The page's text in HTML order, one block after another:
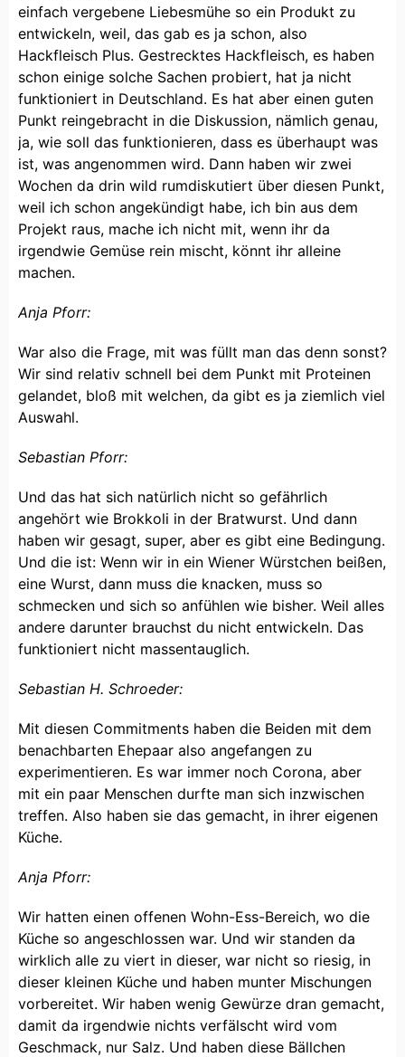
einfach vergebene Liebesmühe so ein Produkt zu
entwickeln, weil, das gab es ja schon, also
Hackfleisch Plus. Gestrecktes Hackfleisch, es haben
schon einige solche Sachen probiert, hat ja nicht
funktioniert in Deutschland. Es hat aber einen guten
Punkt reingebracht in die Diskussion, nämlich genau,
ja, wie soll das funktionieren, dass es überhaupt was
ist, was angenommen wird. Dann haben wir zwei
Wochen da drin wild rumdiskutiert über diesen Punkt,
weil ich schon angekündigt habe, ich bin aus dem
Projekt raus, mache ich nicht mit, wenn ihr da
irgendwie Gemüse rein mischt, könnt ihr alleine
machen.
Anja Pforr:
War also die Frage, mit was füllt man das denn sonst?
Wir sind relativ schnell bei dem Punkt mit Proteinen
gelandet, bloß mit welchen, da gibt es ja ziemlich viel
Auswahl.
Sebastian Pforr:
Und das hat sich natürlich nicht so gefährlich
angehört wie Brokkoli in der Bratwurst. Und dann
haben wir gesagt, super, aber es gibt eine Bedingung.
Und die ist: Wenn wir in ein Wiener Würstchen beißen,
eine Wurst, dann muss die knacken, muss so
schmecken und sich so anfühlen wie bisher. Weil alles
andere darunter brauchst du nicht entwickeln. Das
funktioniert nicht massentauglich.
Sebastian H. Schroeder:
Mit diesen Commitments haben die Beiden mit dem
benachbarten Ehepaar also angefangen zu
experimentieren. Es war immer noch Corona, aber
mit ein paar Menschen durfte man sich inzwischen
treffen. Also haben sie das gemacht, in ihrer eigenen
Küche.
Anja Pforr:
Wir hatten einen offenen Wohn-Ess-Bereich, wo die
Küche so angeschlossen war. Und wir standen da
wirklich alle zu viert in dieser, war nicht so riesig, in
dieser kleinen Küche und haben munter Mischungen
vorbereitet. Wir haben wenig Gewürze dran gemacht,
damit da irgendwie nichts verfälscht wird vom
Geschmack, nur Salz. Und haben diese Bällchen